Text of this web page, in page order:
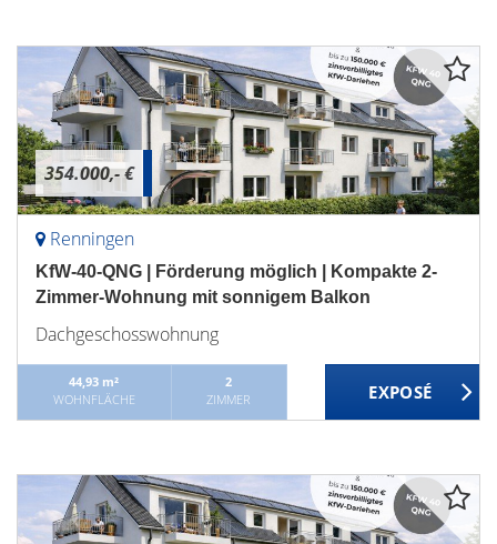
354.000,- €
Renningen
KfW-40-QNG | Förderung möglich | Kompakte 2-
Zimmer-Wohnung mit sonnigem Balkon
Dachgeschosswohnung
44,93 m²
WOHNFLÄCHE
2
ZIMMER